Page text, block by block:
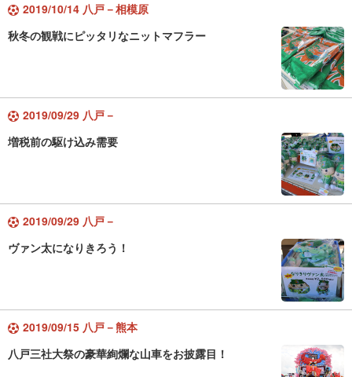
2019/10/14 八戸－相模原
秋冬の観戦にピッタリなニットマフラー
2019/09/29 八戸－
増税前の駆け込み需要
2019/09/29 八戸－
ヴァン太になりきろう！
2019/09/15 八戸－熊本
八戸三社大祭の豪華絢爛な山車をお披露目！